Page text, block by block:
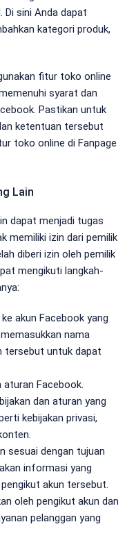
Di sini Anda dapat
kategori produk,
fitur toko online
syarat dan
Pastikan untuk
ketentuan tersebut
toko online di Fanpage
Lain
dapat menjadi tugas
memiliki izin dari pemilik
diberi izin oleh pemilik
mengikuti langkah-
akun Facebook yang
nama
tersebut untuk dapat
aturan Facebook.
dan aturan yang
kebijakan privasi,
sesuai dengan tujuan
informasi yang
akun tersebut.
oleh pengikut akun dan
pelanggan yang